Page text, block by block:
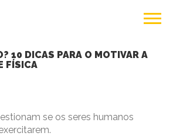
10 DICAS PARA O MOTIVAR A
FÍSICA
se os seres humanos